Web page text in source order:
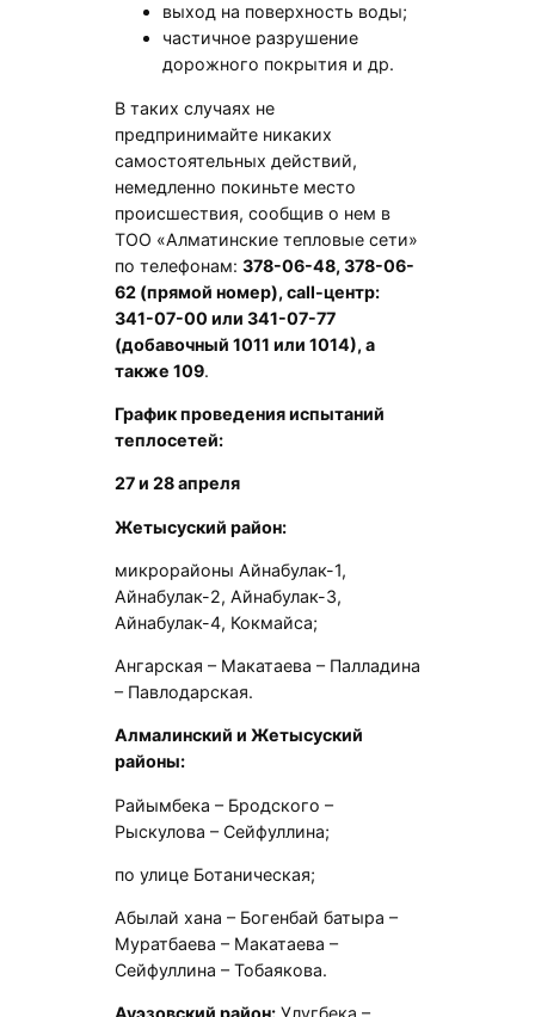
выход на поверхность воды;
частичное разрушение
дорожного покрытия и др.
В таких случаях не
предпринимайте никаких
самостоятельных действий,
немедленно покиньте место
происшествия, сообщив о нем в
ТОО «Алматинские тепловые сети»
по телефонам: 378-06-48, 378-06-
62 (прямой номер), call-центр:
341-07-00 или 341-07-77
(добавочный 1011 или 1014), а
также 109.
График проведения испытаний
теплосетей:
27 и 28 апреля
Жетысуский район:
микрорайоны Айнабулак-1,
Айнабулак-2, Айнабулак-3,
Айнабулак-4, Кокмайса;
Ангарская – Макатаева – Палладина
– Павлодарская.
Алмалинский и Жетысуский
районы:
Райымбека – Бродского –
Рыскулова – Сейфуллина;
по улице Ботаническая;
Абылай хана – Богенбай батыра –
Муратбаева – Макатаева –
Сейфуллина – Тобаякова.